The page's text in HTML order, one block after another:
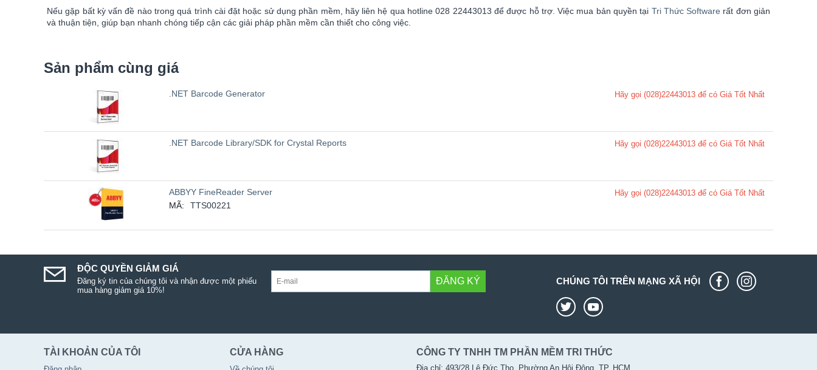
Nếu gặp bất kỳ vấn đề nào trong quá trình cài đặt hoặc sử dụng phần mềm, hãy liên hệ qua hotline 028 22443013 để được hỗ trợ. Việc mua bản quyền tại Tri Thức Software rất đơn giản
và thuận tiện, giúp bạn nhanh chóng tiếp cận các giải pháp phần mềm cần thiết cho công việc.
Sản phẩm cùng giá
.NET Barcode Generator Hãy gọi (028)22443013 để có Giá Tốt Nhất
.NET Barcode Library/SDK for Crystal Reports Hãy gọi (028)22443013 để có Giá Tốt Nhất
ABBYY FineReader Server
MÃ:
TTS00221
Hãy gọi (028)22443013 để có Giá Tốt Nhất
ĐỘC QUYỀN GIẢM GIÁ
Đăng ký tin của chúng tôi và nhận được một phiếu
mua hàng giảm giá 10%!
ĐĂNG KÝ CHÚNG TÔI TRÊN MẠNG XÃ HỘI
TÀI KHOẢN CỦA TÔI CỬA HÀNG CÔNG TY TNHH TM PHẦN MỀM TRI THỨC
Địa chỉ: 493/28 Lê Đức Thọ, Phường An Hội Đông, TP. HCM